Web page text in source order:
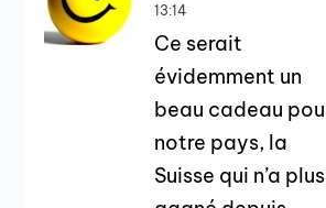
13:14
Ce serait
évidemment un
beau cadeau pou
notre pays, la
Suisse qui n’a plus